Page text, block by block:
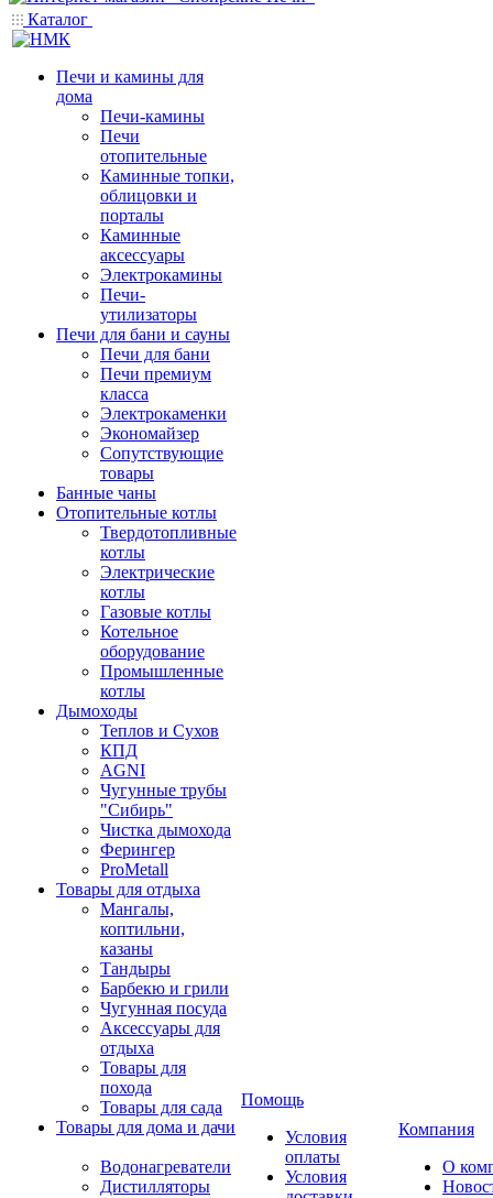
Каталог
Печи и камины для
дома
Печи-камины
Печи
отопительные
Каминные топки,
облицовки и
порталы
Каминные
аксессуары
Электрокамины
Печи-
утилизаторы
Печи для бани и сауны
Печи для бани
Печи премиум
класса
Электрокаменки
Экономайзер
Сопутствующие
товары
Банные чаны
Отопительные котлы
Твердотопливные
котлы
Электрические
котлы
Газовые котлы
Котельное
оборудование
Промышленные
котлы
Дымоходы
Теплов и Сухов
КПД
AGNI
Чугунные трубы
"Сибирь"
Чистка дымохода
Ферингер
ProMetall
Товары для отдыха
Мангалы,
коптильни,
казаны
Тандыры
Барбекю и грили
Чугунная посуда
Аксессуары для
отдыха
Товары для
похода
Товары для сада
Товары для дома и дачи
Водонагреватели
Дистилляторы
Помощь
Условия
оплаты
Условия
Компания
О